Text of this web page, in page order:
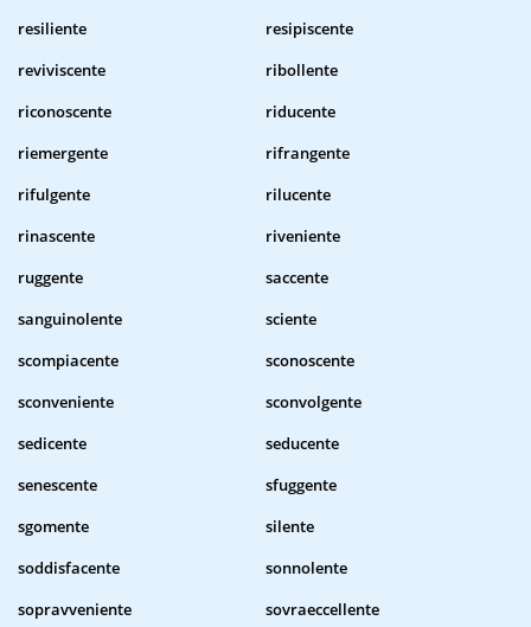
resiliente
resipiscente
reviviscente
ribollente
riconoscente
riducente
riemergente
rifrangente
rifulgente
rilucente
rinascente
riveniente
ruggente
saccente
sanguinolente
sciente
scompiacente
sconoscente
sconveniente
sconvolgente
sedicente
seducente
senescente
sfuggente
sgomente
silente
soddisfacente
sonnolente
sopravveniente
sovraeccellente